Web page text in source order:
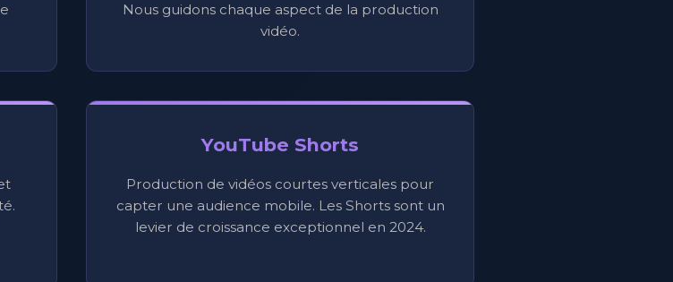
Nous guidons chaque aspect de la production
vidéo.
YouTube Shorts
Production de vidéos courtes verticales pour
capter une audience mobile. Les Shorts sont un
levier de croissance exceptionnel en 2024.